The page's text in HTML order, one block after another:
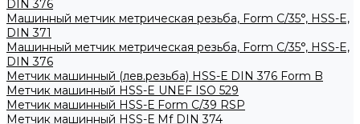
DIN 376
Машинный метчик метрическая резьба, Form С/35°, HSS-E,
DIN 371
Машинный метчик метрическая резьба, Form С/35°, HSS-E,
DIN 376
Метчик машинный (лев.резьба) HSS-Е DIN 376 Form B
Метчик машинный HSS-E UNEF ISO 529
Метчик машинный HSS-Е Form C/39 RSP
Метчик машинный HSS-Е Mf DIN 374